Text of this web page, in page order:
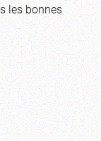
les bonnes